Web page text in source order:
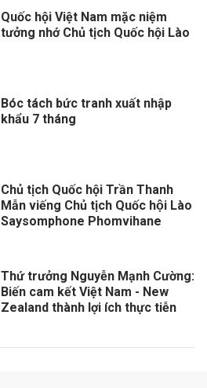
Quốc hội Việt Nam mặc niệm
tưởng nhớ Chủ tịch Quốc hội Lào
Bóc tách bức tranh xuất nhập
khẩu 7 tháng
Chủ tịch Quốc hội Trần Thanh
Mẫn viếng Chủ tịch Quốc hội Lào
Saysomphone Phomvihane
Thứ trưởng Nguyễn Mạnh Cường:
Biến cam kết Việt Nam - New
Zealand thành lợi ích thực tiễn